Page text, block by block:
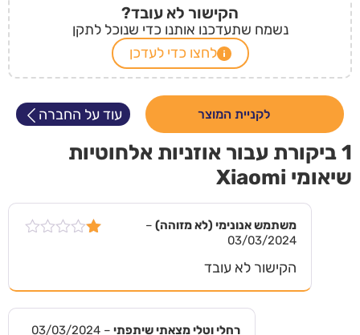
הקישור לא עובד?
נשמח שתעדכנו אותנו כדי שנוכל לתקן
לחצו כדי לעדכן
לקניית המוצר עוד על החברה
1 ביקורת עבור
אוזניות אלחוטיות
שיאומי Xiaomi
5
משתמש אנונימי (לא מזוהה) –
03/03/2024
הקישור לא עובד
רחלי וטלי מצאתי שיתפתי –
03/03/2024